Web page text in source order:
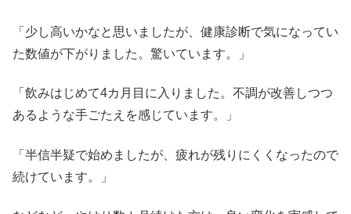
「少し高いかなと思いましたが、健康診断で気になってい
た数値が下がりました。驚いています。」
「飲みはじめて4カ月目に入りました。不調が改善しつつ
あるような手ごたえを感じています。」
「半信半疑で始めましたが、疲れが残りにくくなったので
続けています。」